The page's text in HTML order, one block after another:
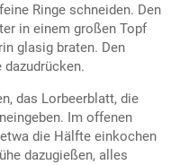
Ringe schneiden. Den
in einem großen Topf
glasig braten. Den
dazudrücken.
das Lorbeerblatt, die
Im offenen
die Hälfte einkochen
dazugießen, alles